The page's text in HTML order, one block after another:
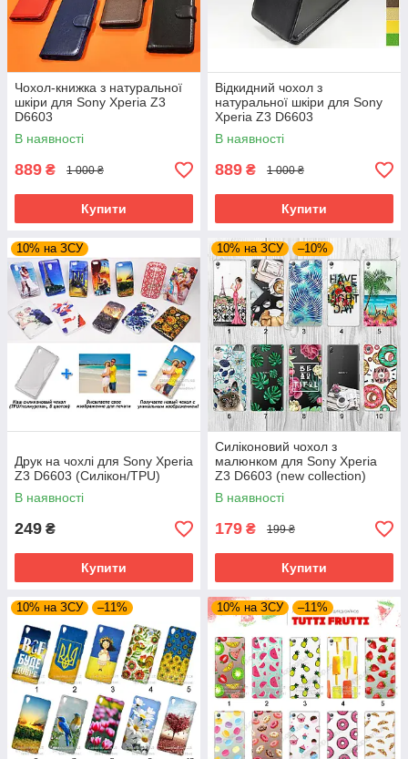
Чохол-книжка з натуральної
шкіри для Sony Xperia Z3
D6603
В наявності
889 ₴ 1 000 ₴
Купити
Відкидний чохол з
натуральної шкіри для Sony
Xperia Z3 D6603
В наявності
889 ₴ 1 000 ₴
Купити
10% на ЗСУ
Друк на чохлі для Sony Xperia
Z3 D6603 (Силікон/TPU)
В наявності
249 ₴
Купити
10% на ЗСУ –10%
Силіконовий чохол з
малюнком для Sony Xperia
Z3 D6603 (new collection)
В наявності
179 ₴ 199 ₴
Купити
10% на ЗСУ –11% 10% на ЗСУ –11%